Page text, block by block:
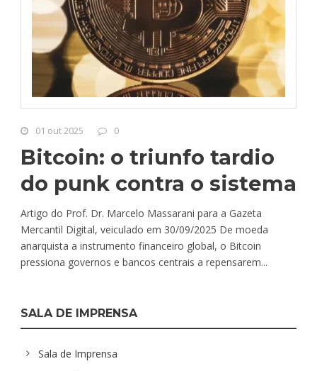
01 out 2025 0
Bitcoin: o triunfo tardio
do punk contra o sistema
Artigo do Prof. Dr. Marcelo Massarani para a Gazeta
Mercantil Digital, veiculado em 30/09/2025 De moeda
anarquista a instrumento financeiro global, o Bitcoin
pressiona governos e bancos centrais a repensarem...
SALA DE IMPRENSA
Sala de Imprensa